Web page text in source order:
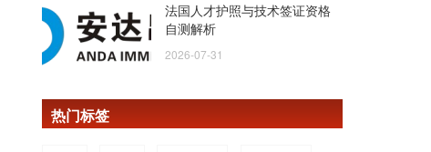
法国人才护照与技术签证资格
自测解析
2026-07-31
热门标签